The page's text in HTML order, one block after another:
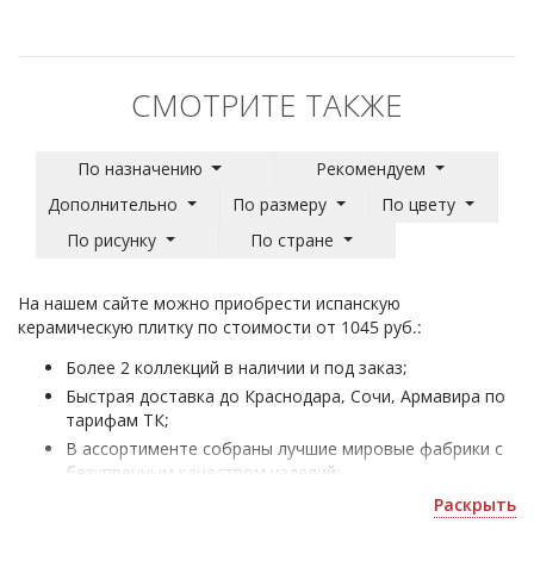
СМОТРИТЕ ТАКЖЕ
По назначению
Рекомендуем
Дополнительно
По размеру
По цвету
По рисунку
По стране
На нашем сайте можно приобрести испанскую
керамическую плитку по стоимости от 1045 руб.:
Более 2 коллекций в наличии и под заказ;
Быстрая доставка до Краснодара, Сочи, Армавира по
тарифам ТК;
В ассортименте собраны лучшие мировые фабрики с
безупречным качеством изделий;
Испанская плитка - для отделки жилых и офисныхРаскрыть